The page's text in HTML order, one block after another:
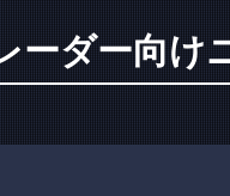
ーダー向け